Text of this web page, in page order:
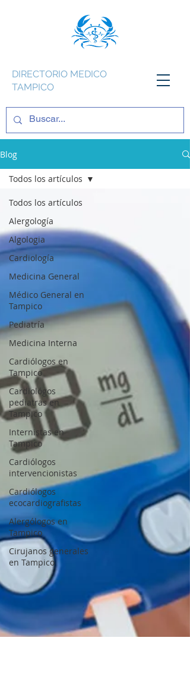
DIRECTORIO MEDICO
TAMPICO
Blog
Todos los artículos
Alergología
Algologia
Cardiología
Medicina General
Médico General en
Tampico
Pediatría
Medicina Interna
Cardiólogos en
Tampico
Cardiológos
pediatras en
Tampico
Internistas en
Tampico
Cardiólogos
intervencionistas
Cardiólogos
ecocardiografistas
Alergólogos en
Tampico
Cirujanos generales
en Tampico
Todos los artículos